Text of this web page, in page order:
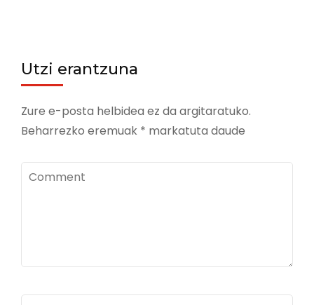
Utzi erantzuna
Zure e-posta helbidea ez da argitaratuko.
Beharrezko eremuak * markatuta daude
Comment